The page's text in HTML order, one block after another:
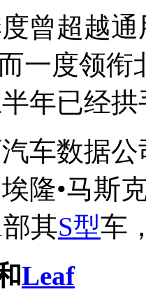
超越通
一度领衔
年已经
数据公
隆•马斯
其S型车
Leaf